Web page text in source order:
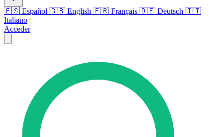
🇪🇸 Español 🇬🇧 English 🇫🇷 Français 🇩🇪 Deutsch 🇮🇹
Italiano
Acceder
Asesoría SEO Estudio de Enlazado Auditoría SEO
Consultoría SEO
Cómo funciona
Idioma